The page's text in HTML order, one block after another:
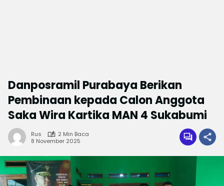
Danposramil Purabaya Berikan
Pembinaan kepada Calon Anggota
Saka Wira Kartika MAN 4 Sukabumi
Rus
2 Min Baca
8 November 2025